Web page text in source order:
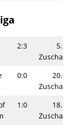
2:3
0:0
1:0